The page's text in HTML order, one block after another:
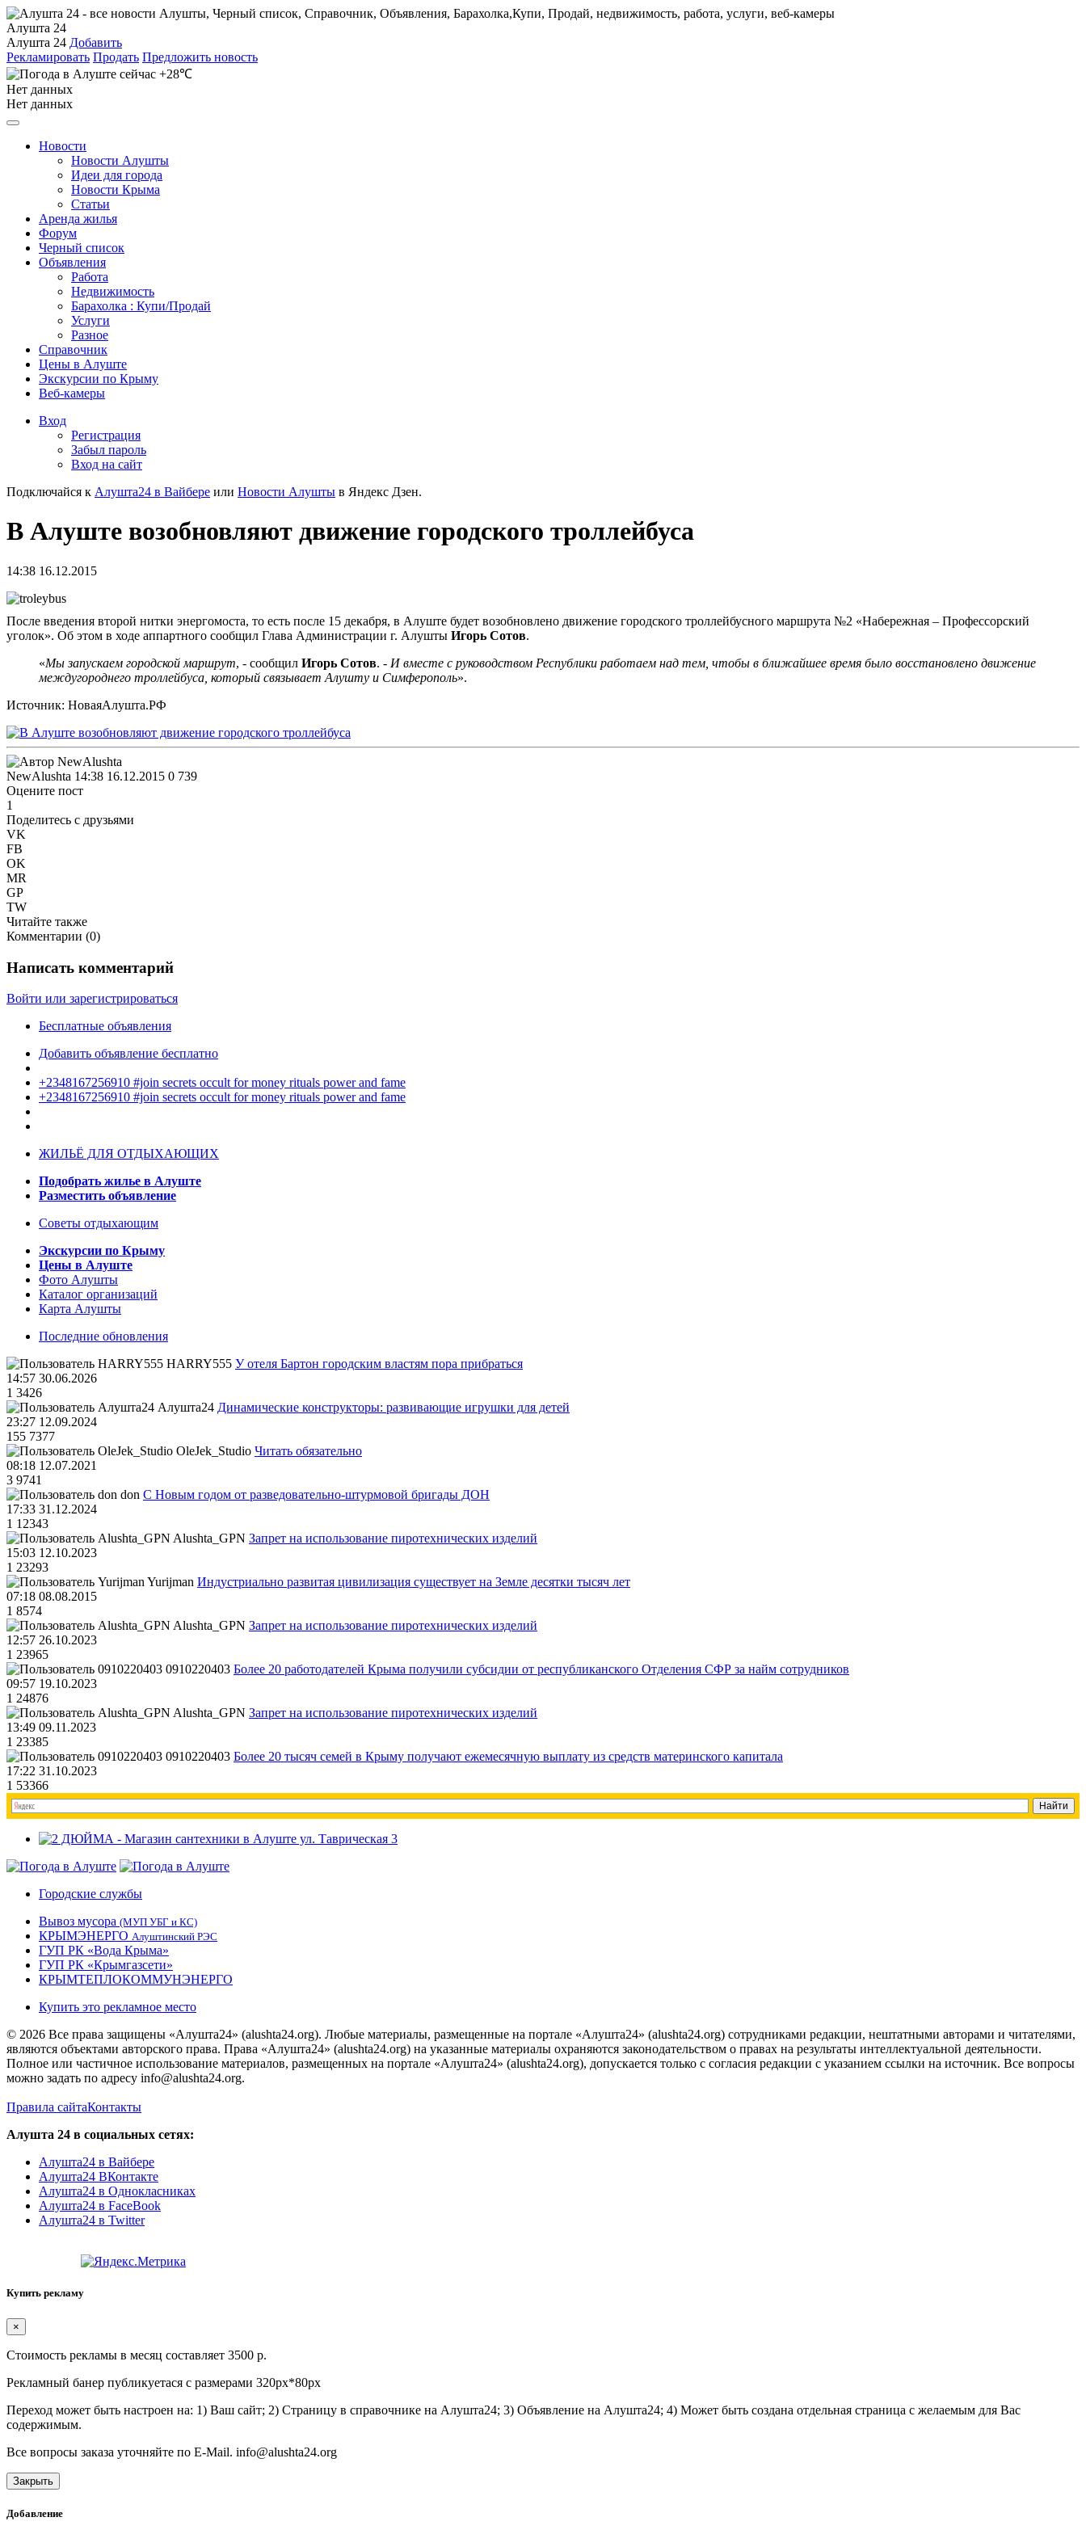
Алушта 24
Алушта 24 Добавить
Рекламировать Продать Предложить новость
+28℃
Нет данных
Нет данных
Новости
Новости Алушты
Идеи для города
Новости Крыма
Статьи
Аренда жилья
Форум
Черный список
Объявления
Работа
Недвижимость
Барахолка : Купи/Продай
Услуги
Разное
Справочник
Цены в Алуште
Экскурсии по Крыму
Веб-камеры
Вход
Регистрация
Забыл пароль
Вход на сайт
Подключайся к Алушта24 в Вайбере или Новости Алушты в Яндекс Дзен.
В Алуште возобновляют движение городского троллейбуса
14:38 16.12.2015
После введения второй нитки энергомоста, то есть после 15 декабря, в Алуште будет возобновлено движение городского троллейбусного маршрута №2 «Набережная – Профессорский
уголок». Об этом в ходе аппартного сообщил Глава Администрации г. Алушты Игорь Сотов.
«Мы запускаем городской маршрут, - сообщил Игорь Сотов. - И вместе с руководством Республики работаем над тем, чтобы в ближайшее время было восстановлено движение
междугороднего троллейбуса, который связывает Алушту и Симферополь».
Источник: НоваяАлушта.РФ
NewAlushta 14:38 16.12.2015 0 739
Оцените пост
1
Поделитесь с друзьями
VK
FB
OK
MR
GP
TW
Читайте также
Комментарии (0)
Написать комментарий
Войти или зарегистрироваться
Бесплатные объявления
Добавить объявление бесплатно
+2348167256910 #join secrets occult for money rituals power and fame
+2348167256910 #join secrets occult for money rituals power and fame
ЖИЛЬЁ ДЛЯ ОТДЫХАЮЩИХ
Подобрать жилье в Алуште
Разместить объявление
Советы отдыхающим
Экскурсии по Крыму
Цены в Алуште
Фото Алушты
Каталог организаций
Карта Алушты
Последние обновления
HARRY555 У отеля Бартон городским властям пора прибраться
14:57 30.06.2026
1 3426
Алушта24 Динамические конструкторы: развивающие игрушки для детей
23:27 12.09.2024
155 7377
OleJek_Studio Читать обязательно
08:18 12.07.2021
3 9741
don С Новым годом от разведовательно-штурмовой бригады ДОН
17:33 31.12.2024
1 12343
Alushta_GPN Запрет на использование пиротехнических изделий
15:03 12.10.2023
1 23293
Yurijman Индустриально развитая цивилизация существует на Земле десятки тысяч лет
07:18 08.08.2015
1 8574
Alushta_GPN Запрет на использование пиротехнических изделий
12:57 26.10.2023
1 23965
0910220403 Более 20 работодателей Крыма получили субсидии от республиканского Отделения СФР за найм сотрудников
09:57 19.10.2023
1 24876
Alushta_GPN Запрет на использование пиротехнических изделий
13:49 09.11.2023
1 23385
0910220403 Более 20 тысяч семей в Крыму получают ежемесячную выплату из средств материнского капитала
17:22 31.10.2023
1 53366
Городские службы
Вывоз мусора (МУП УБГ и КС)
КРЫМЭНЕРГО Алуштинский РЭС
ГУП РК «Вода Крыма»
ГУП РК «Крымгазсети»
КРЫМТЕПЛОКОММУНЭНЕРГО
Купить это рекламное место
© 2026 Все права защищены «Алушта24» (alushta24.org). Любые материалы, размещенные на портале «Алушта24» (alushta24.org) сотрудниками редакции, нештатными авторами и читателями,
являются объектами авторского права. Права «Алушта24» (alushta24.org) на указанные материалы охраняются законодательством о правах на результаты интеллектуальной деятельности.
Полное или частичное использование материалов, размещенных на портале «Алушта24» (alushta24.org), допускается только с согласия редакции с указанием ссылки на источник. Все вопросы
можно задать по адресу info@alushta24.org.
Правила сайтаКонтакты
Алушта 24 в социальных сетях:
Алушта24 в Вайбере
Алушта24 ВКонтакте
Алушта24 в Однокласниках
Алушта24 в FaceBook
Алушта24 в Twitter
Купить рекламу
×
Стоимость рекламы в месяц составляет 3500 р.
Рекламный банер публикуетася с размерами 320px*80px
Переход может быть настроен на: 1) Ваш сайт; 2) Страницу в справочнике на Алушта24; 3) Объявление на Алушта24; 4) Может быть создана отдельная страница с желаемым для Вас
содержимым.
Все вопросы заказа уточняйте по E-Mail. info@alushta24.org
Закрыть
Добавление